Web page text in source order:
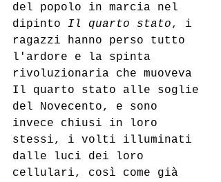
del popolo in marcia nel
dipinto Il quarto stato, i
ragazzi hanno perso tutto
l'ardore e la spinta
rivoluzionaria che muoveva
Il quarto stato alle soglie
del Novecento, e sono
invece chiusi in loro
stessi, i volti illuminati
dalle luci dei loro
cellulari, così come già